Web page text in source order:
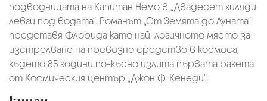
подводницата на Капитан Немо в „Двадесет хиляди
левги под водата“. Романът „От Земята до Луната“
представя Флорида като най-логичното място за
изстрелване на превозно средство в космоса,
където 85 години по-късно излита първата ракета
от Космическия център „Джон Ф. Кенеди“.